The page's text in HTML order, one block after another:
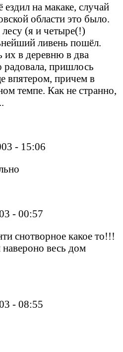
на макаке, случай
области это было.
(я и четыре(!)
ливень пошёл.
их в деревню в два
радовала, пришлось
впятером, причем в
темпе. Как не странно,
- 15:06
- 00:57
снотворное какое то!!!
весь дом
- 08:55